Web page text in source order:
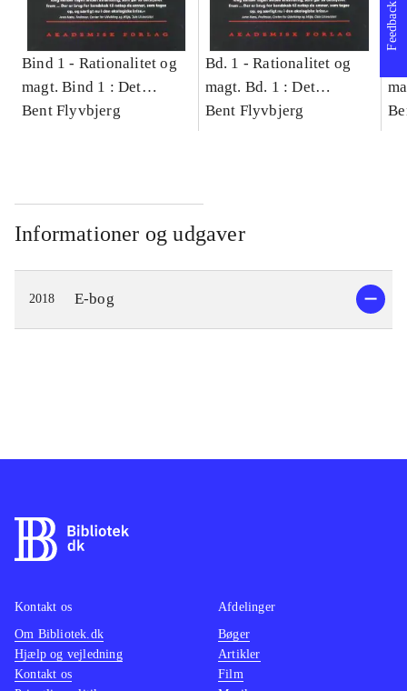
Bind 1 - Rationalitet og
magt. Bind 1 : Det
konkretes videnskab
Bent Flyvbjerg
Bd. 1 -Rationalitet og
magt. Bd. 1 : Det
konkretes videnskab
Bent Flyvbjerg
Informationer og udgaver
2018 E-bog
Feedback
Kontakt os
Om Bibliotek.dk
Hjælp og vejledning
Kontakt os
Afdelinger
Bøger
Artikler
Film